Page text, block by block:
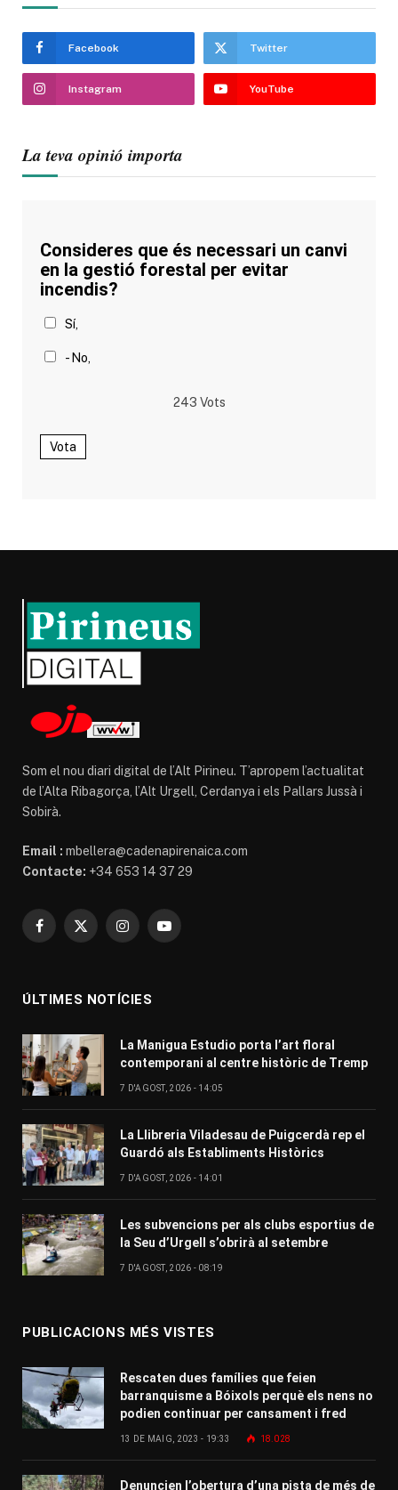
Facebook Twitter
Instagram YouTube
La teva opinió importa
Consideres que és necessari un canvi
en la gestió forestal per evitar
incendis?
Sí,
- No,
243 Vots
Vota
Som el nou diari digital de l’Alt Pirineu. T’apropem l’actualitat
de l’Alta Ribagorça, l’Alt Urgell, Cerdanya i els Pallars Jussà i
Sobirà.
Email : mbellera@cadenapirenaica.com
Contacte: +34 653 14 37 29
Facebook
X
InstagramYouTube
ÚLTIMES NOTÍCIES
La Manigua Estudio porta l’art floral
contemporani al centre històric de Tremp
7 D'AGOST, 2026 - 14:05
La Llibreria Viladesau de Puigcerdà rep el
Guardó als Establiments Històrics
7 D'AGOST, 2026 - 14:01
Les subvencions per als clubs esportius de
la Seu d’Urgell s’obrirà al setembre
7 D'AGOST, 2026 - 08:19
PUBLICACIONS MÉS VISTES
Rescaten dues famílies que feien
barranquisme a Bóixols perquè els nens no
podien continuar per cansament i fred
13 DE MAIG, 2023 - 19:33 18.028
Denuncien l’obertura d’una pista de més de